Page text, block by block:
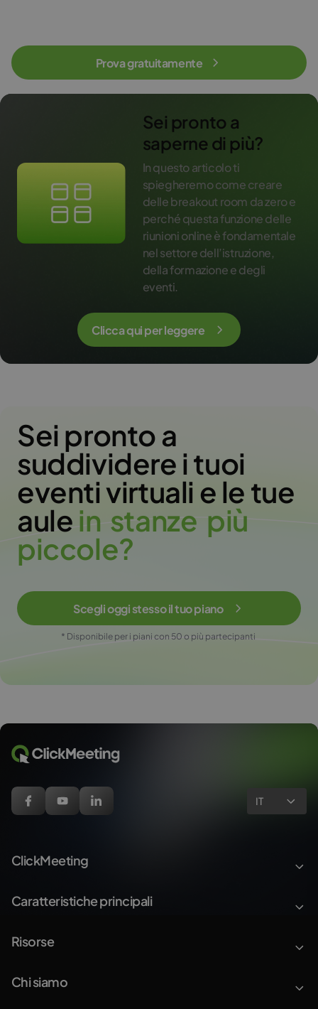
Prova gratuitamente
Sei pronto a
saperne di più?
In questo articolo ti
spiegheremo come creare
delle breakout room da zero e
perché questa funzione delle
riunioni online è fondamentale
nel settore dell’istruzione,
della formazione e degli
eventi.
Clicca qui per leggere
Sei pronto a
suddividere i tuoi
eventi virtuali e le tue
aulein stanze più
piccole?
Scegli oggi stesso il tuo piano
* Disponibile per i piani con 50 o più partecipanti
IT
ClickMeeting
Caratteristiche principali
Risorse
Chi siamo